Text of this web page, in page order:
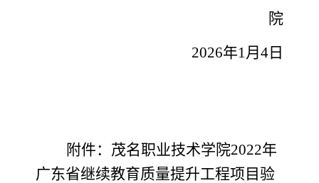
院
2026年1月4日
附件：茂名职业技术学院2022年
广东省继续教育质量提升工程项目验